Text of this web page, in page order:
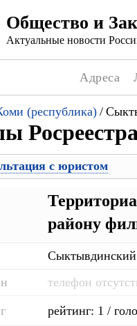
Общество и
Актуальные новости
Адреса
(республика)/
с юристом
району
Сыктывдинский
телефон
рейтинг: 1 /